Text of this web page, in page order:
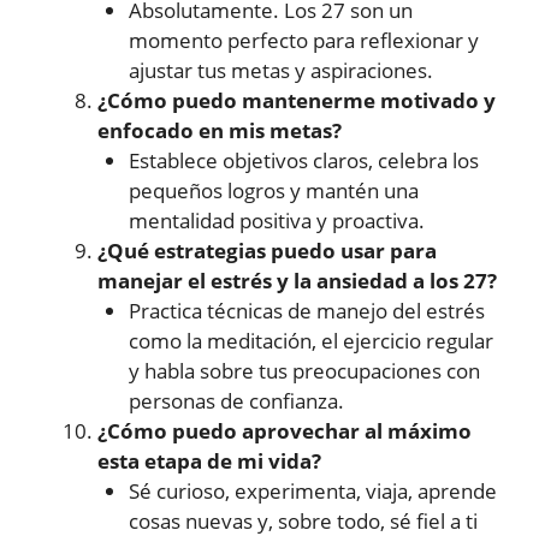
Absolutamente. Los 27 son un
momento perfecto para reflexionar y
ajustar tus metas y aspiraciones.
¿Cómo puedo mantenerme motivado y
enfocado en mis metas?
Establece objetivos claros, celebra los
pequeños logros y mantén una
mentalidad positiva y proactiva.
¿Qué estrategias puedo usar para
manejar el estrés y la ansiedad a los 27?
Practica técnicas de manejo del estrés
como la meditación, el ejercicio regular
y habla sobre tus preocupaciones con
personas de confianza.
¿Cómo puedo aprovechar al máximo
esta etapa de mi vida?
Sé curioso, experimenta, viaja, aprende
cosas nuevas y, sobre todo, sé fiel a ti